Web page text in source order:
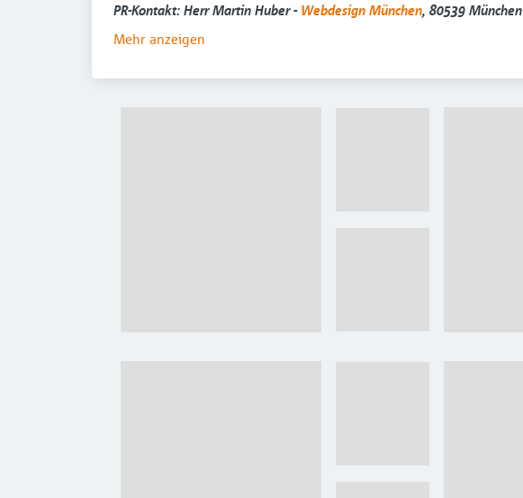
PR-Kontakt: Herr Martin Huber - Webdesign München, 80539 München
Mehr anzeigen